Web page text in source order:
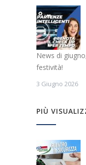
News di
festività!
3 Giugno 2026
PIÙ